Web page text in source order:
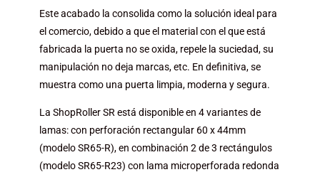
Este acabado la consolida como la solución ideal para
el comercio,debido a que el material con el que está
fabricada la puerta no se oxida, repele la suciedad, su
manipulación no deja marcas, etc. En definitiva, se
muestra como una puerta limpia, moderna y segura.
La ShopRoller SR está disponible en 4 variantes de
lamas: con perforación rectangular 60 x 44mm
(modelo SR65-R), en combinación 2 de 3 rectángulos
(modelo SR65-R23) con lama microperforada redonda